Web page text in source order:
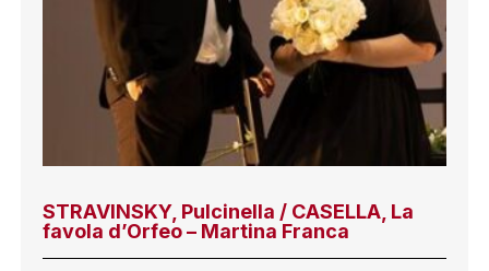
STRAVINSKY, Pulcinella / CASELLA, La
favola d’Orfeo – Martina Franca